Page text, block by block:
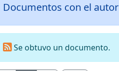
Documentos con el autor
Se obtuvo un documento.